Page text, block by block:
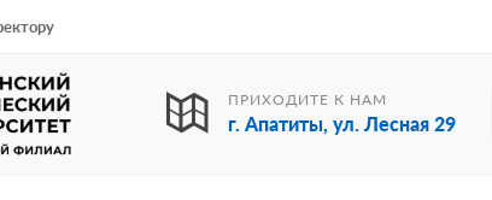
ПРИХОДИТЕ К НАМ
г. Апатиты, ул. Лесная 29